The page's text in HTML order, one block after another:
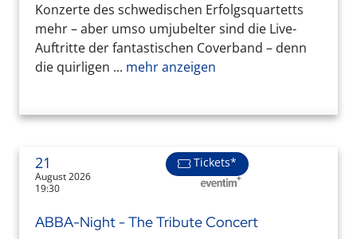
Konzerte des schwedischen Erfolgsquartetts
mehr – aber umso umjubelter sind die Live-
Auftritte der fantastischen Coverband – denn
die quirligen ... mehr anzeigen
21
August 2026
19:30
Tickets*
ABBA-Night - The Tribute Concert